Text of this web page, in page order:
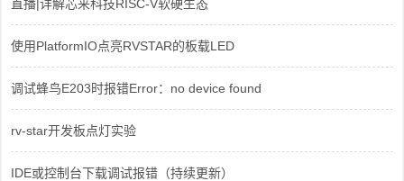
直播|详解芯来科技RISC-V软硬生态
使用PlatformIO点亮RVSTAR的板载LED
调试蜂鸟E203时报错Error：no device found
rv-star开发板点灯实验
IDE或控制台下载调试报错（持续更新）